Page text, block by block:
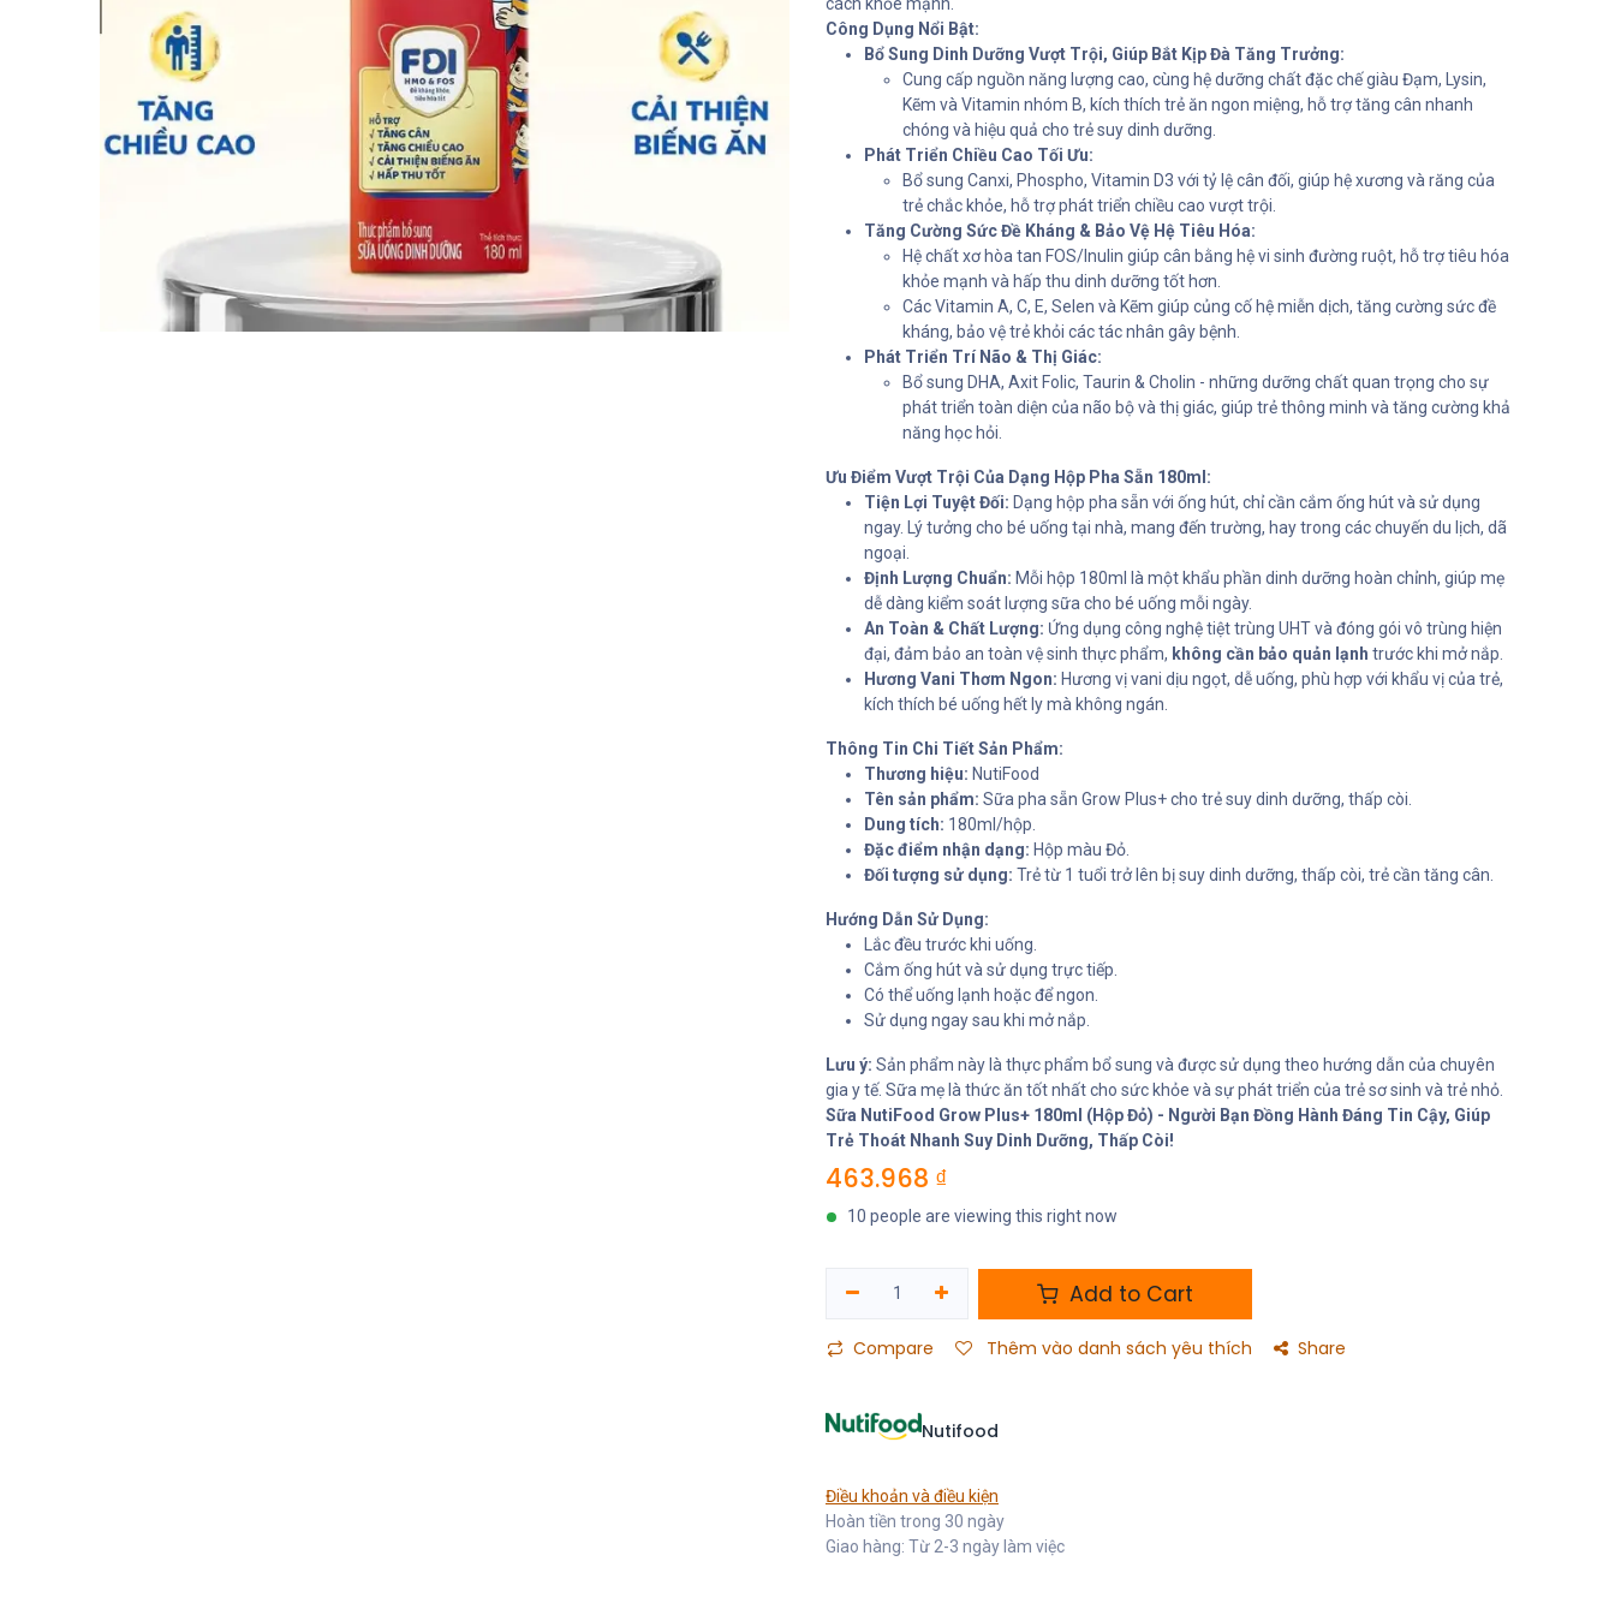
Công Dụng Nổi Bật:
Bổ Sung Dinh Dưỡng Vượt Trội, Giúp Bắt Kịp Đà Tăng Trưởng:
Cung cấp nguồn năng lượng cao, cùng hệ dưỡng chất đặc chế giàu Đạm, Lysin,
Kẽm và Vitamin nhóm B, kích thích trẻ ăn ngon miệng, hỗ trợ tăng cân nhanh
chóng và hiệu quả cho trẻ suy dinh dưỡng.
Phát Triển Chiều Cao Tối Ưu:
Bổ sung Canxi, Phospho, Vitamin D3 với tỷ lệ cân đối, giúp hệ xương và răng của
trẻ chắc khỏe, hỗ trợ phát triển chiều cao vượt trội.
Tăng Cường Sức Đề Kháng & Bảo Vệ Hệ Tiêu Hóa:
Hệ chất xơ hòa tan FOS/Inulin giúp cân bằng hệ vi sinh đường ruột, hỗ trợ tiêu hóa
khỏe mạnh và hấp thu dinh dưỡng tốt hơn.
Các Vitamin A, C, E, Selen và Kẽm giúp củng cố hệ miễn dịch, tăng cường sức đề
kháng, bảo vệ trẻ khỏi các tác nhân gây bệnh.
Phát Triển Trí Não & Thị Giác:
Bổ sung DHA, Axit Folic, Taurin & Cholin - những dưỡng chất quan trọng cho sự
phát triển toàn diện của não bộ và thị giác, giúp trẻ thông minh và tăng cường khả
năng học hỏi.
Ưu Điểm Vượt Trội Của Dạng Hộp Pha Sẵn 180ml:
Tiện Lợi Tuyệt Đối: Dạng hộp pha sẵn với ống hút, chỉ cần cắm ống hút và sử dụng
ngay. Lý tưởng cho bé uống tại nhà, mang đến trường, hay trong các chuyến du lịch, dã
ngoại.
Định Lượng Chuẩn: Mỗi hộp 180ml là một khẩu phần dinh dưỡng hoàn chỉnh, giúp mẹ
dễ dàng kiểm soát lượng sữa cho bé uống mỗi ngày.
An Toàn & Chất Lượng: Ứng dụng công nghệ tiệt trùng UHT và đóng gói vô trùng hiện
đại, đảm bảo an toàn vệ sinh thực phẩm, không cần bảo quản lạnh trước khi mở nắp.
Hương Vani Thơm Ngon: Hương vị vani dịu ngọt, dễ uống, phù hợp với khẩu vị của trẻ,
kích thích bé uống hết ly mà không ngán.
Thông Tin Chi Tiết Sản Phẩm:
Thương hiệu: NutiFood
Tên sản phẩm: Sữa pha sẵn Grow Plus+ cho trẻ suy dinh dưỡng, thấp còi.
Dung tích: 180ml/hộp.
Đặc điểm nhận dạng: Hộp màu Đỏ.
Đối tượng sử dụng: Trẻ từ 1 tuổi trở lên bị suy dinh dưỡng, thấp còi, trẻ cần tăng cân.
Hướng Dẫn Sử Dụng:
Lắc đều trước khi uống.
Cắm ống hút và sử dụng trực tiếp.
Có thể uống lạnh hoặc để ngon.
Sử dụng ngay sau khi mở nắp.
Lưu ý: Sản phẩm này là thực phẩm bổ sung và được sử dụng theo hướng dẫn của chuyên
gia y tế. Sữa mẹ là thức ăn tốt nhất cho sức khỏe và sự phát triển của trẻ sơ sinh và trẻ nhỏ.
Sữa NutiFood Grow Plus+ 180ml (Hộp Đỏ) - Người Bạn Đồng Hành Đáng Tin Cậy, Giúp
Trẻ Thoát Nhanh Suy Dinh Dưỡng, Thấp Còi!
463.968 ₫
10 people are viewing this right now
Add to Cart
Compare Thêm vào danh sách yêu thích Share
Nutifood
Điều khoản và điều kiện
Hoàn tiền trong 30 ngày
Giao hàng: Từ 2-3 ngày làm việc